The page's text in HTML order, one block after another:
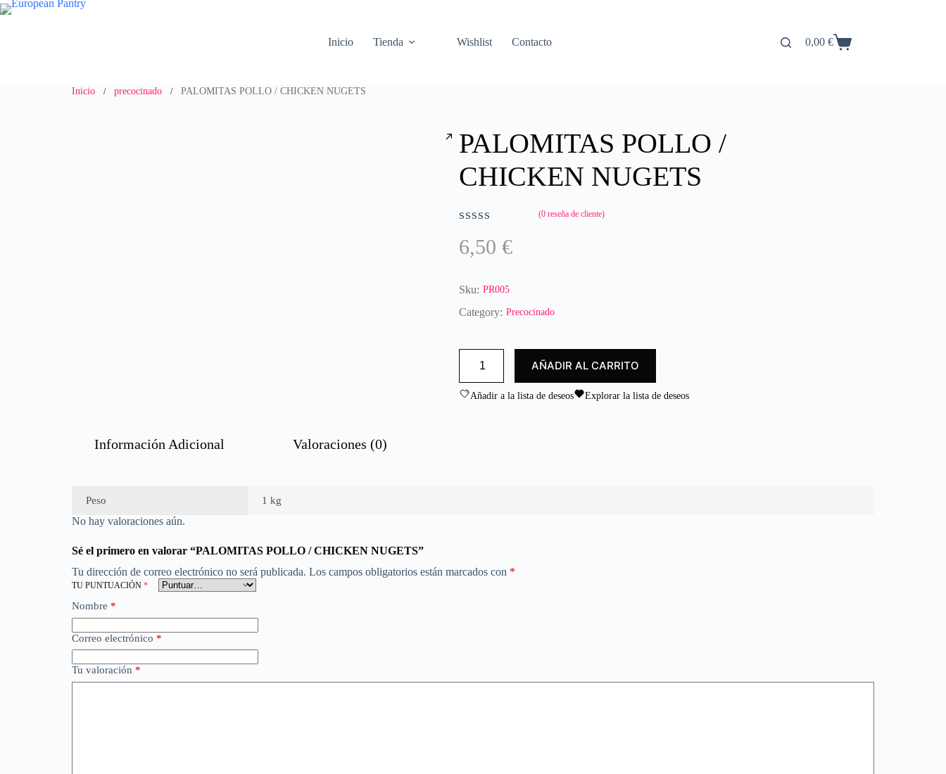
Saltar
al
Inicio
Tienda Wishlist Contacto
Carro
0,00 €
Inicio / precocinado / PALOMITAS POLLO / CHICKEN NUGETS
PALOMITAS POLLO /
CHICKEN NUGETS
a
r
a
d
c
0
(0 reseña de cliente)
6,50 €
Sku: PR005
Category: Precocinado
POLLO
CHICKEN
NUGETS
AÑADIR AL CARRITO
Añadir a la lista de deseos Explorar la lista de deseos
Información Adicional Valoraciones (0)
Peso 1 kg
No hay valoraciones aún.
Sé el primero en valorar “PALOMITAS POLLO / CHICKEN NUGETS”
Tu dirección de correo electrónico no será publicada. Los campos obligatorios están marcados con *
TU PUNTUACIÓN *
Nombre *
Correo electrónico *
Tu valoración *